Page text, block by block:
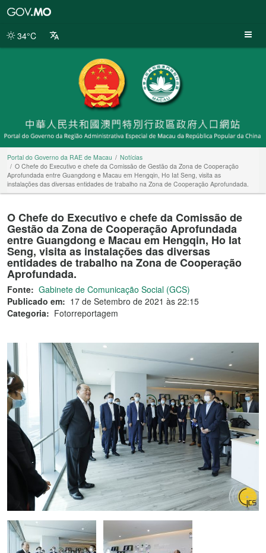
da
34°C
Portal do Governo da RAE de Macau
Notícias
O Chefe do Executivo e chefe da Comissão de Gestão da Zona de Cooperação
Aprofundada entre Guangdong e Macau em Hengqin, Ho Iat Seng, visita as
instalações das diversas entidades de trabalho na Zona de Cooperação Aprofundada.
O Chefe do Executivo e chefe da Comissão de
Gestão da Zona de Cooperação Aprofundada
entre Guangdong e Macau em Hengqin, Ho Iat
Seng, visita as instalações das diversas
entidades de trabalho na Zona de Cooperação
Aprofundada.
Fonte: Gabinete de Comunicação Social (GCS)
Publicado em: 17 de Setembro de 2021 às 22:15
Categoria: Fotorreportagem